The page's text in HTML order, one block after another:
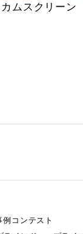
ムスクリーン
例コンテスト